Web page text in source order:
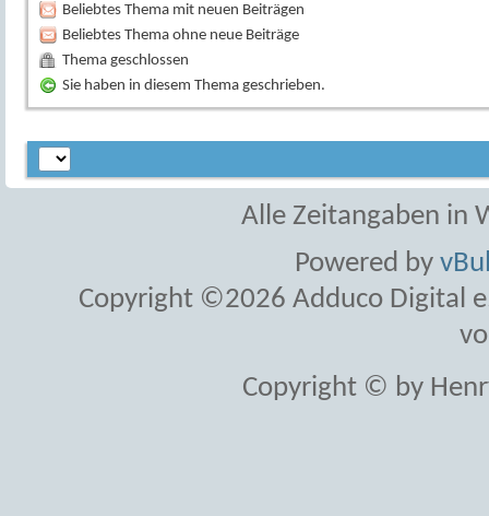
Beliebtes Thema mit neuen Beiträgen
Beliebtes Thema ohne neue Beiträge
Thema geschlossen
Sie haben in diesem Thema geschrieben.
Alle Zeitangaben in
Powered by
Copyright ©2026 Adduco Digital
Copyright © by